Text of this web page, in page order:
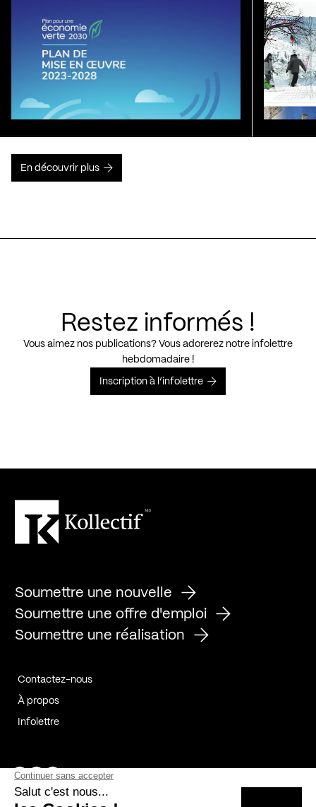
En découvrir plus
Restez informés !
Vous aimez nos publications? Vous adorerez notre infolettre
hebdomadaire !
Inscription à l’infolettre
Soumettre une nouvelle
Soumettre une offre d'emploi
Soumettre une réalisation
Contactez-nous
À propos
Infolettre
Page Facebook de Kollectif
Page Instagram de Kollectif
Page Linkedin de Kollectif